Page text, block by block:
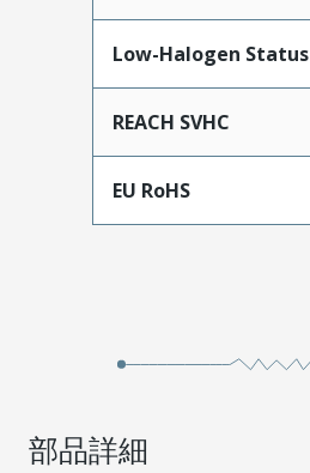
Low-Halogen Status
REACH SVHC
EU RoHS
部品詳細